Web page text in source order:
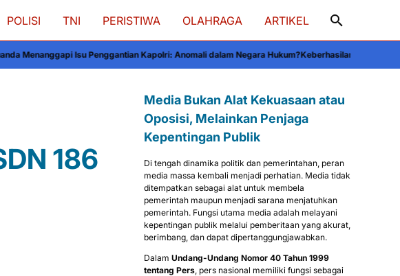
POLISI TNI PERISTIWA OLAHRAGA ARTIKEL
Penggantian Kapolri: Anomali dalam Negara Hukum?Keberhasilan Andi Jo Karim dalam OSN
186
Media Bukan Alat Kekuasaan atau
Oposisi, Melainkan Penjaga
Kepentingan Publik
Di tengah dinamika politik dan pemerintahan, peran
media massa kembali menjadi perhatian. Media tidak
ditempatkan sebagai alat untuk membela
pemerintah maupun menjadi sarana menjatuhkan
pemerintah. Fungsi utama media adalah melayani
kepentingan publik melalui pemberitaan yang akurat,
berimbang, dan dapat dipertanggungjawabkan.
Dalam Undang-Undang Nomor 40 Tahun 1999
tentang Pers, pers nasional memiliki fungsi sebagai